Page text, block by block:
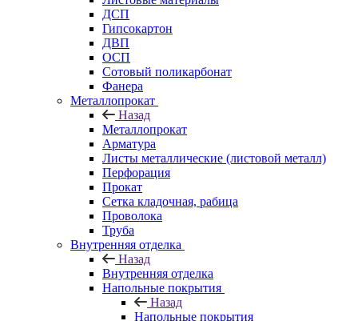
ДСП
Гипсокартон
ДВП
ОСП
Сотовый поликарбонат
Фанера
Металлопрокат
Назад
Металлопрокат
Арматура
Листы металлические (листовой металл)
Перфорация
Прокат
Сетка кладочная, рабица
Проволока
Труба
Внутренняя отделка
Назад
Внутренняя отделка
Напольные покрытия
Назад
Напольные покрытия